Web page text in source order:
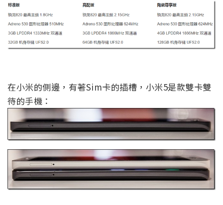
在小米的側邊，有著Sim卡的插槽，小米5是款雙卡雙
待的手機：